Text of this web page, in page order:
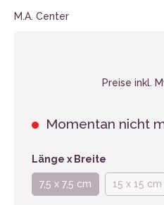
M.A. Center
Preise inkl.
Momentan nicht
Länge x Breite
7,5 x 7,5 cm 15 x 15 cm